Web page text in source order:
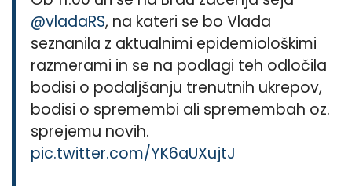
@vladaRS, na kateri se bo Vlada
seznanila z aktualnimi epidemiološkimi
razmerami in se na podlagi teh odločila
bodisi o podaljšanju trenutnih ukrepov,
bodisi o spremembi ali spremembah oz.
sprejemu novih.
pic.twitter.com/YK6aUXujtJ